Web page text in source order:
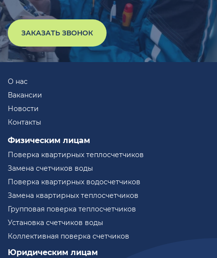
ЗАКАЗАТЬ ЗВОНОК
О нас
Вакансии
Новости
Контакты
Физическим лицам
Поверка квартирных теплосчетчиков
Замена счетчиков воды
Поверка квартирных водосчетчиков
Замена квартирных теплосчетчиков
Групповая поверка теплосчетчиков
Установка счетчиков воды
Коллективная поверка счетчиков
Юридическим лицам